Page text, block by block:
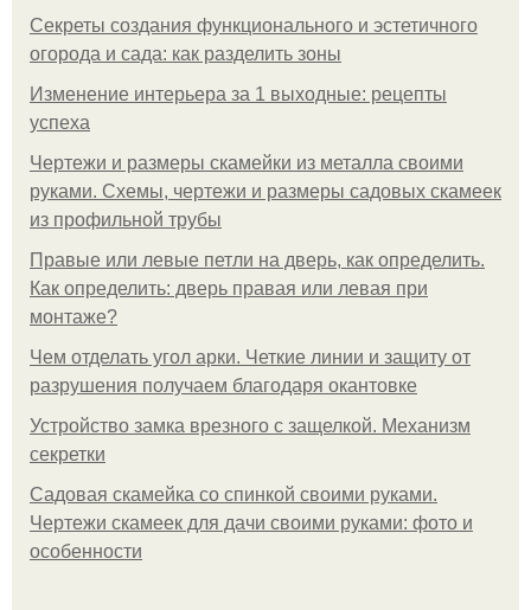
Секреты создания функционального и эстетичного
огорода и сада: как разделить зоны
Изменение интерьера за 1 выходные: рецепты
успеха
Чертежи и размеры скамейки из металла своими
руками. Схемы, чертежи и размеры садовых скамеек
из профильной трубы
Правые или левые петли на дверь, как определить.
Как определить: дверь правая или левая при
монтаже?
Чем отделать угол арки. Четкие линии и защиту от
разрушения получаем благодаря окантовке
Устройство замка врезного с защелкой. Механизм
секретки
Садовая скамейка со спинкой своими руками.
Чертежи скамеек для дачи своими руками: фото и
особенности